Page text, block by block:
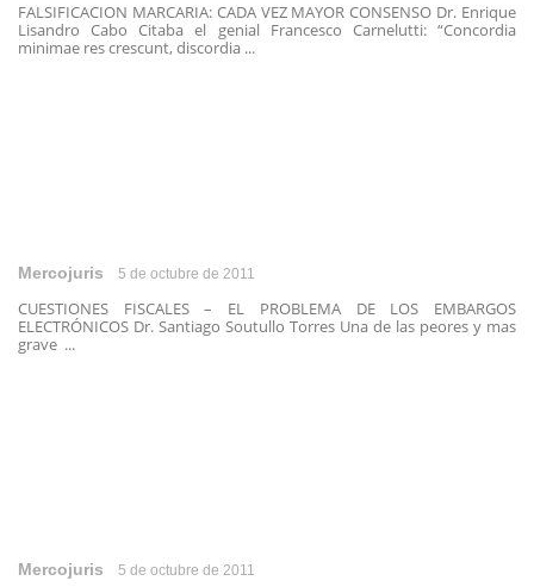
FALSIFICACION MARCARIA: CADA VEZ MAYOR CONSENSO Dr. Enrique
Lisandro Cabo Citaba el genial Francesco Carnelutti: “Concordia
minimae res crescunt, discordia ...
Mercojuris 5 de octubre de 2011
CUESTIONES FISCALES – EL PROBLEMA DE LOS EMBARGOS
ELECTRÓNICOS Dr. Santiago Soutullo Torres Una de las peores y mas
grave ...
Mercojuris 5 de octubre de 2011